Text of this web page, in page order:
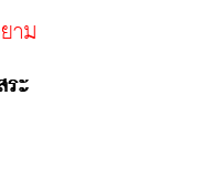
าม
ระ